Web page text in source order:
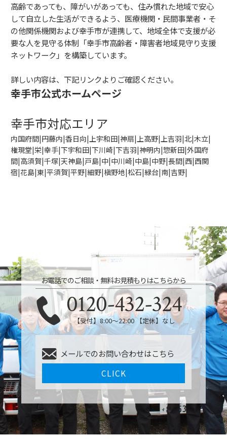
高齢であっても、障がいがあっても、住み慣れた地域で安心
して自立した生活ができるよう、医療機関・民間事業者・そ
の他関係機関および幸手市が連携して、地域全体で支援が必
要な人を見守る体制「幸手市高齢者・障害者地域見守り支援
ネットワーク」を構築しています。
詳しい内容は、下記リンクよりご確認ください。
幸手市公式ホームページ
幸手市対応エリア
内国府間|円藤内|香日向|上宇和田|神扇|上高野|上吉羽|北|木立|
権現堂|栄|幸手|下宇和田|下川崎|下吉羽|神明内|惣新田|外国府
間|高須賀|千塚|天神島|戸島|中|中川崎|中島|中野|長間|西|西関
宿|花島|東|平須賀|平野|細野|槇野地|松石|緑台|南|吉野|
お電話でのご相談・無料お見積もりはこちらから
0120-432-324
【受付】8:00〜22:00 【定休】なし
メールでのお問い合わせはこちら
CLICK